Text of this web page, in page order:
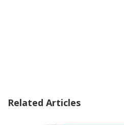
Related Articles